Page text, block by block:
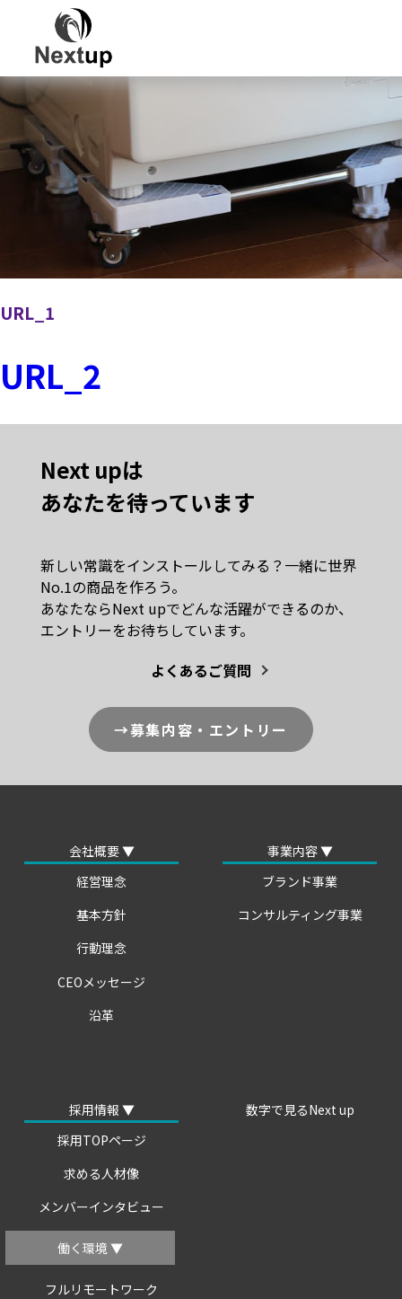
URL_1
URL_2
Next upは
あなたを待っています
新しい常識をインストールしてみる？一緒に世界
No.1の商品を作ろう。
あなたならNext upでどんな活躍ができるのか、
エントリーをお待ちしています。
よくあるご質問
→募集内容・エントリー
会社概要 ▼
経営理念
基本方針
行動理念
CEOメッセージ
沿革
事業内容 ▼
ブランド事業
コンサルティング事業
採用情報 ▼
採用TOPページ
求める人材像
メンバーインタビュー
働く環境 ▼
フルリモートワーク
数字で見るNext up